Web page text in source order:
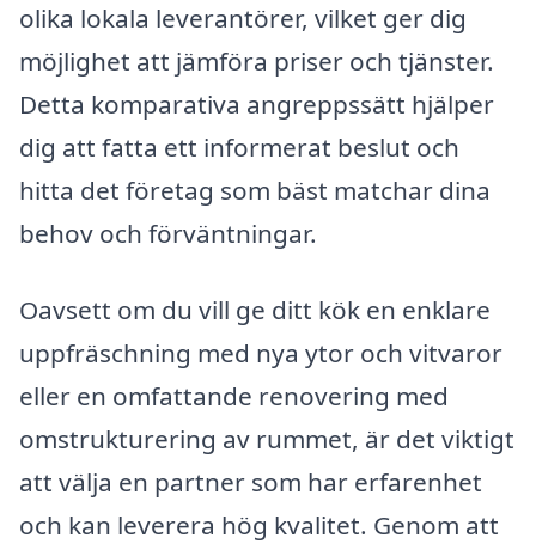
olika lokala leverantörer, vilket ger dig
möjlighet att jämföra priser och tjänster.
Detta komparativa angreppssätt hjälper
dig att fatta ett informerat beslut och
hitta det företag som bäst matchar dina
behov och förväntningar.
Oavsett om du vill ge ditt kök en enklare
uppfräschning med nya ytor och vitvaror
eller en omfattande renovering med
omstrukturering av rummet, är det viktigt
att välja en partner som har erfarenhet
och kan leverera hög kvalitet. Genom att